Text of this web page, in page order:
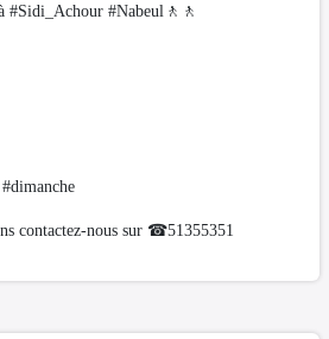
#Sidi_Achour #Nabeul🚶🚶
contactez-nous sur ☎51355351